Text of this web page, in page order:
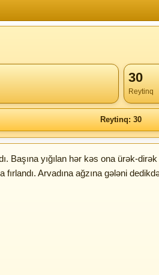
30
Reytinq
Reytinq: 30
Başına yığılan hər kəs ona ürək-
Arvadına ağzına gələni